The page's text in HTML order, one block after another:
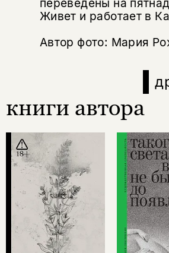
переведены на
Живет и работает в
Автор фото: Мария
книги автора